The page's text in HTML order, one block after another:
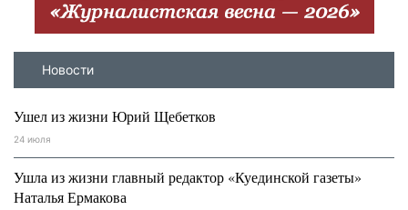
Новости
Ушел из жизни Юрий Щебетков
24 июля
Ушла из жизни главный редактор «Куединской газеты»
Наталья Ермакова